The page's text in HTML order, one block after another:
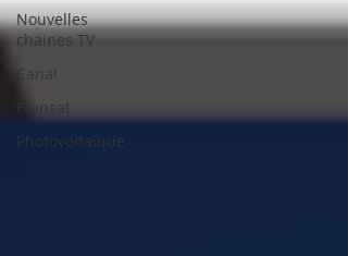
Nouvelles
chaines TV
Canal
Fransat
Photovoltaïque